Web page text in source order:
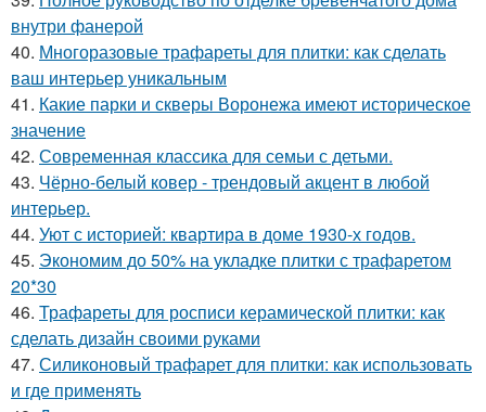
внутри фанерой
40. Многоразовые трафареты для плитки: как сделать
ваш интерьер уникальным
41. Какие парки и скверы Воронежа имеют историческое
значение
42. Современная классика для семьи с детьми.
43. Чёрно-белый ковер - трендовый акцент в любой
интерьер.
44. Уют с историей: квартира в доме 1930-х годов.
45. Экономим до 50% на укладке плитки с трафаретом
20*30
46. Трафареты для росписи керамической плитки: как
сделать дизайн своими руками
47. Силиконовый трафарет для плитки: как использовать
и где применять